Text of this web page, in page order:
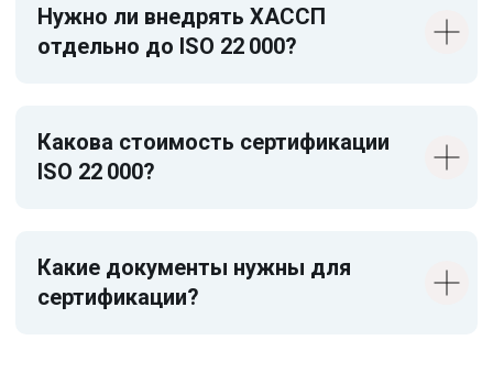
Нужно ли внедрять ХАССП
отдельно до ISO 22 000?
Какова стоимость сертификации
ISO 22 000?
Какие документы нужны для
сертификации?